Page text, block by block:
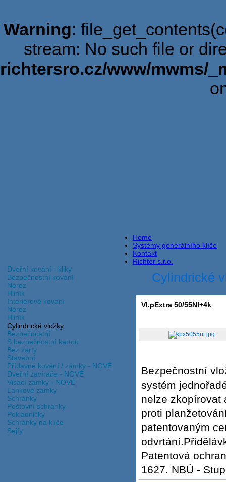
Warning:
stream: No such file or
richtersro.cz/www/mwms/
Home
Systémy generálního klíče
Kontakt
Richter s.r.o.
Dveřní kování - kliky
Bezpečnostní kování
Nerez
Hliník
Interiérové kování
Nerez
Hliník
Cylindrické vložky
Bezpečnostní
S bezpečnostní kartou
Bez karty
Stavební
Přídavné kování / zámky - NOVÉ
Dveřní zavírače - NOVÉ
Visací zámky - NOVÉ
Lankové zámky
Schránky
Poštovní schránky
Pokladničky
Schránky na klíče
Sejfy
Cylindrické
Vl.pExtra 50/55NI+4k
Bezpečnostní
systém
nelze zkopírovat
proti
patentovaným
Patentová
1627. NBÚ -